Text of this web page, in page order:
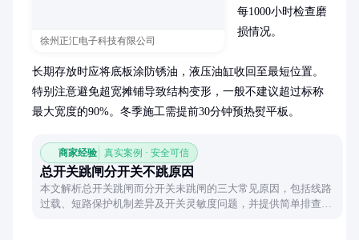
徐州正汇电子科技有限公司
每1000小时检查磨
损情况。
长期存放时应将底板涂防锈油，液压油缸收回至最短位置。
特别注意避免超宽摊铺导致结构变形，一般不建议超过标称
最大宽度的90%。冬季施工需提前30分钟预热熨平板。
商家经验 真实案例 · 安全可信
总开关跳闸分开关不跳原因
本文解析总开关跳闸而分开关未跳闸的三大常见原因，包括线路
过载、短路保护机制差异及开关灵敏度问题，并提供简单排查方